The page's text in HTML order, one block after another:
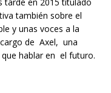
también sobre el
y unas voces a la
de Axel, una
hablar en el futuro.